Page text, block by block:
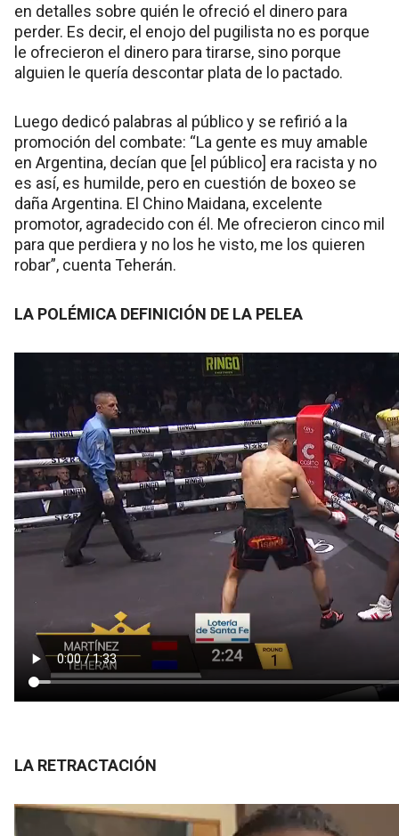
en detalles sobre quién le ofreció el dinero para
perder. Es decir, el enojo del pugilista no es porque
le ofrecieron el dinero para tirarse, sino porque
alguien le quería descontar plata de lo pactado.
Luego dedicó palabras al público y se refirió a la
promoción del combate: “La gente es muy amable
en Argentina, decían que [el público] era racista y no
es así, es humilde, pero en cuestión de boxeo se
daña Argentina. El Chino Maidana, excelente
promotor, agradecido con él. Me ofrecieron cinco mil
para que perdiera y no los he visto, me los quieren
robar”, cuenta Teherán.
LA POLÉMICA DEFINICIÓN DE LA PELEA
LA RETRACTACIÓN